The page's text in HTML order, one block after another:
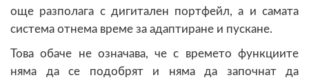
още разполага с дигитален портфейл, а и самата
система отнема време за адаптиране и пускане.
Това обаче не означава, че с времето функциите
няма да се подобрят и няма да започнат да